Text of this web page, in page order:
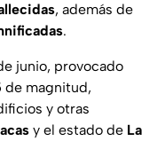
, además de
.
junio, provocado
de magnitud,
y otras
y el estado de La